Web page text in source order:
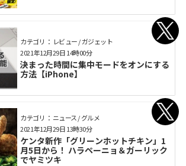
カテゴリ： レビュー / ガジェット
決まった時間に集中モードをオンにする
方法【iPhone】
2021年12月29日 14時00分
カテゴリ： ニュース / グルメ
ケンタ新作「グリーンホットチキン」1
月5日から！ ハラペーニョ＆ガーリック
でヤミツキ
2021年12月29日 13時30分